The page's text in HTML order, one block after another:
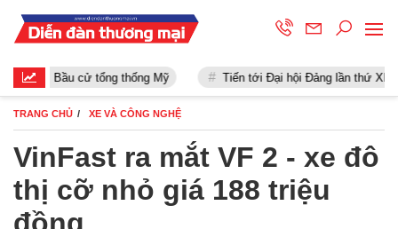
Bầu cử tổng thống Mỹ Tiến tới Đại hội Đảng lần thứ XIII
TRANG CHỦ XE VÀ CÔNG NGHỆ
VinFast ra mắt VF 2 - xe đô
thị cỡ nhỏ giá 188 triệu